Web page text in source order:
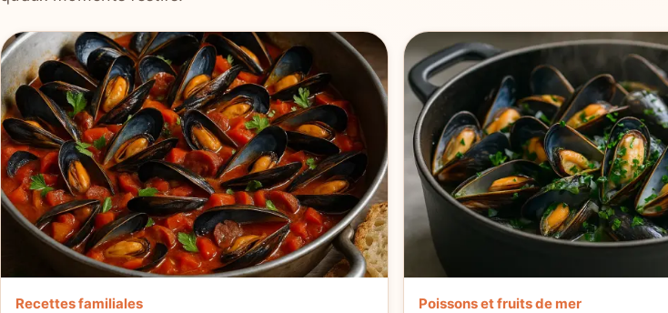
Recettes familiales Poissons et fruits de mer